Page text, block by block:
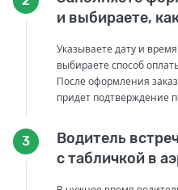
и выбираете,
Указываете дату и
выбираете способ
После оформления
придет подтверждение
3
Водитель
с табличкой в